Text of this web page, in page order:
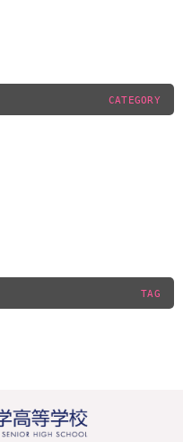
CATEGORY
TAG